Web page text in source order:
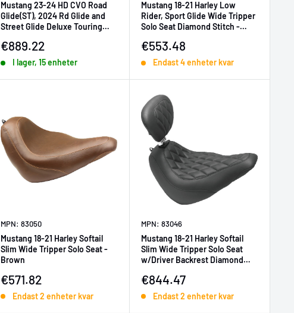
Mustang 23-24 HD CVO Road
Glide(ST), 2024 Rd Glide and
Street Glide Deluxe Touring
Försäljningspris
€889.22
I lager, 15 enheter
Mustang 18-21 Harley Low
Rider, Sport Glide Wide Tripper
Solo Seat Diamond Stitch -
Försäljningspris
€553.48
Endast 4 enheter kvar
MPN: 83050
Mustang 18-21 Harley Softail
Slim Wide Tripper Solo Seat -
Brown
Försäljningspris
€571.82
Endast 2 enheter kvar
MPN: 83046
Mustang 18-21 Harley Softail
Slim Wide Tripper Solo Seat
w/Driver Backrest Diamond
Försäljningspris
€844.47
Endast 2 enheter kvar